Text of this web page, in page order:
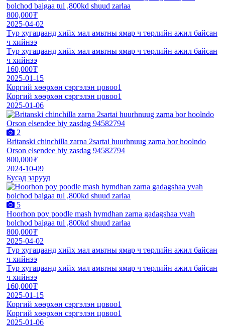
bolchod baigaa tul ,800kd shuud zarlaa
800,000₮
2025-04-02
Түр хугацаанд хийх мал амьтны ямар ч төрлийн ажил байсан
ч хийнээ
Түр хугацаанд хийх мал амьтны ямар ч төрлийн ажил байсан
ч хийнээ
160,000₮
2025-01-15
Коргий хөөрхөн сэргэлэн цовоо1
Коргий хөөрхөн сэргэлэн цовоо1
2025-01-06
2
Britanski chinchilla zarna 2sartai huurhnuug zarna bor hoolndo
Orson elsendee biy zasdag 94582794
800,000₮
2024-10-09
Бусад зарууд
5
Hoorhon poy poodle mash hymdhan zarna gadagshaa yvah
bolchod baigaa tul ,800kd shuud zarlaa
800,000₮
2025-04-02
Түр хугацаанд хийх мал амьтны ямар ч төрлийн ажил байсан
ч хийнээ
Түр хугацаанд хийх мал амьтны ямар ч төрлийн ажил байсан
ч хийнээ
160,000₮
2025-01-15
Коргий хөөрхөн сэргэлэн цовоо1
Коргий хөөрхөн сэргэлэн цовоо1
2025-01-06